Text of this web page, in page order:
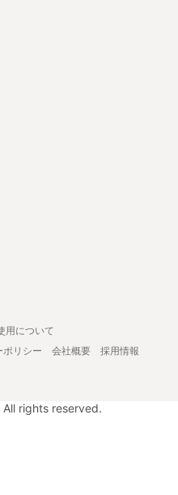
用について
ポリシー 会社概要
採用情報
rights reserved.